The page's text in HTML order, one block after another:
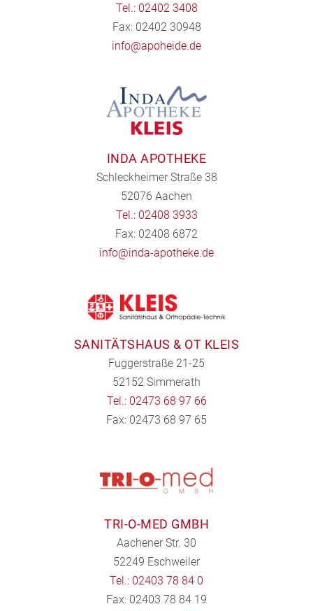
Tel.: 02402 3408
Fax: 02402 30948
info@apoheide.de
INDA APOTHEKE
Schleckheimer Straße 38
52076 Aachen
Tel.: 02408 3933
Fax: 02408 6872
info@inda-apotheke.de
SANITÄTSHAUS & OT KLEIS
Fuggerstraße 21-25
52152 Simmerath
Tel.: 02473 68 97 66
Fax: 02473 68 97 65
TRI-O-MED GMBH
Aachener Str. 30
52249 Eschweiler
Tel.: 02403 78 84 0
Fax: 02403 78 84 19